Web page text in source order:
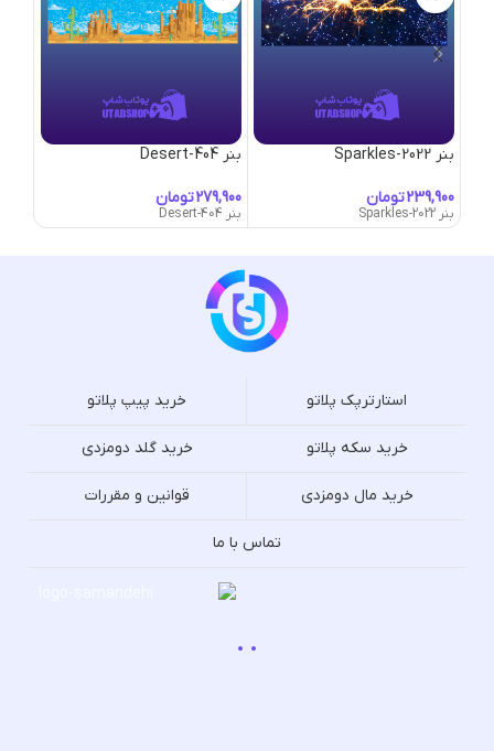
بنر 2022-Sparkles
تومان
بنر 2022-Sparkles
بنر 404-Desert
تومان
بنر 404-Desert
استارترپک پلاتو خرید پیپ پلاتو
خرید سکه پلاتو خرید گلد دومزدی
خرید مال دومزدی قوانین و مقررات
تماس با ما